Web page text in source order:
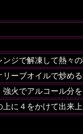
ジで解凍して熱々の
ーブオイルで炒める
火でアルコール分
に４をかけて出来上